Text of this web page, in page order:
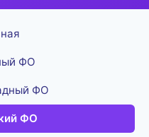
ФО
ФО
ФО